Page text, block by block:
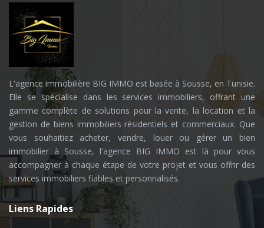
L'agence immobilière BIG IMMO est basée à Sousse, en Tunisie.
Elle se spécialise dans les services immobiliers, offrant une
gamme complète de solutions pour la vente, la location et la
gestion de biens immobiliers résidentiels et commerciaux. Que
vous souhaitiez acheter, vendre, louer ou gérer un bien
immobilier à Sousse, l'agence BIG IMMO est là pour vous
accompagner à chaque étape de votre projet et vous offrir des
services immobiliers fiables et personnalisés.
Liens Rapides